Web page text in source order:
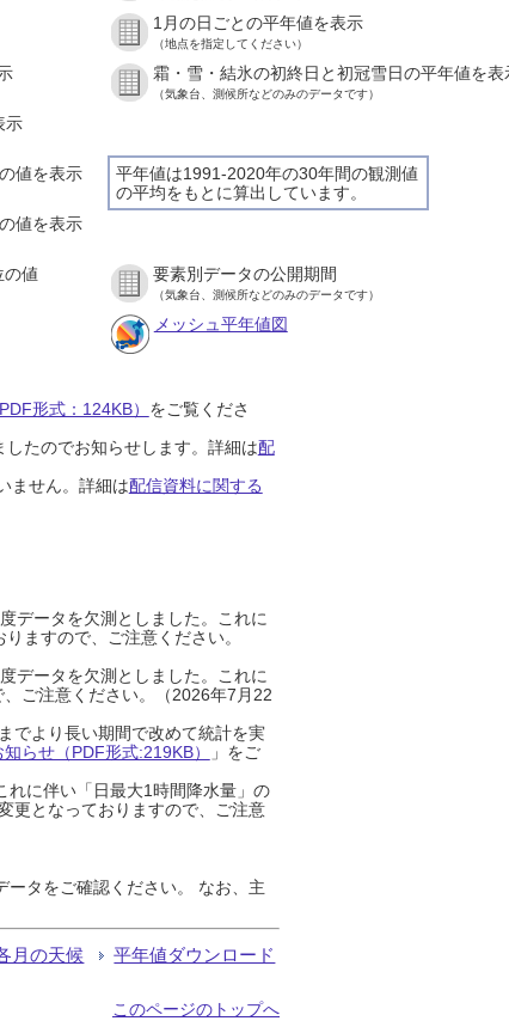
1月の日ごとの平年値を表示
（地点を指定してください）
霜・雪・結氷の初終日と初冠雪日の平年値を表
（気象台、測候所などのみのデータです）
示
平年値は1991-2020年の30年間の観測値
の平均をもとに算出しています。
値を表示
値を表示
の値 要素別データの公開期間
（気象台、測候所などのみのデータです）
メッシュ平年値図
形式：124KB） をご覧くださ
たのでお知らせします。詳細は配
ません。詳細は配信資料に関する
データを欠測としました。これに
ますので、ご注意ください。
データを欠測としました。これに
ご注意ください。（2026年7月22
でより長い期間で改めて統計を実
知らせ（PDF形式:219KB）
」をご
れに伴い「日最大1時間降水量」の
更となっておりますので、ご注意
タをご確認ください。 なお、主
月の天候 平年値ダウンロード
このページのトップへ